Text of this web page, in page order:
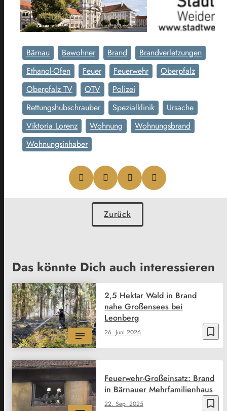
Bärnau Bewohner Brand
Brandverletzungen
Ethanol-Ofen
Feuer Feuerwehr
Oberpfalz
Oberpfalz TV
OTV
Polizei
Rettungshubschrauber
Spezialklinik
Ursache
Viktoria Lorenz
Wohnung
Wohnungsbrand
Wohnungsinhaber
Zurück
Das könnte Dich auch interessieren
bookmark_border
26. Juni 2026
2,5 Hektar Wald in Brand
nahe Großensees bei
Leonberg
bookmark_border
22. Sep. 2025
Feuerwehr-Großeinsatz: Brand
in Bärnauer Mehrfamilienhaus